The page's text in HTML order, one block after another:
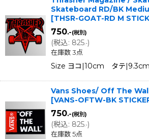
Skateboard RD/BK
[THSR-GOAT-RD M
750.-(税別)
(税込: 825.-)
在庫数 3点
Size ヨコ|10cm タテ|9.3cm
Vans Shoes/ Off The Wall
[VANS-OFTW-BK
750.-(税別)
(税込: 825.-)
在庫数 5点